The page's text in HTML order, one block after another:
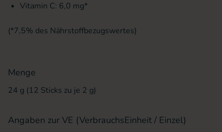
Vitamin C: 6,0 mg*
(*7,5% des Nährstoffbezugswertes)
Menge
24 g (12 Sticks zu je 2 g)
Angaben zur VE (VerbrauchsEinheit / Einzel)